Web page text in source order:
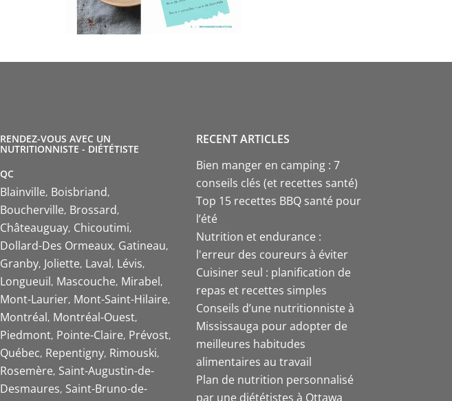
RENDEZ-VOUS AVEC UN
NUTRITIONNISTE - DIÉTÉTISTE
QC
Blainville Boisbriand
Boucherville Brossard
Châteauguay Chicoutimi
Dollard-Des Ormeaux Gatineau
Granby Joliette Laval Lévis
Longueuil Mascouche Mirabel
Mont-Laurier Mont-Saint-Hilaire
Montréal Montréal-Ouest
Piedmont Pointe-Claire Prévost
Québec Repentigny Rimouski
Rosemère Saint-Augustin-de-
Desmaures Saint-Bruno-de-
RECENT ARTICLES
Bien manger en camping : 7
conseils clés (et recettes santé)
Top 15 recettes BBQ santé pour
l’été
Nutrition et endurance :
l'erreur des coureurs à éviter
Cuisiner seul : planification de
repas et recettes simples
Conseils d’une nutritionniste à
Mississauga pour adopter de
meilleures habitudes
alimentaires au travail
Plan de nutrition personnalisé
par une diététistes à Ottawa